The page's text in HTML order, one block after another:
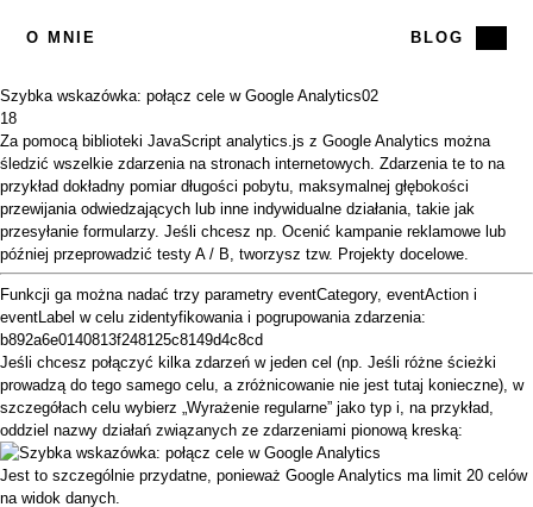
O MNIE BLOG
Szybka wskazówka: połącz cele w Google Analytics02
18
Za pomocą biblioteki JavaScript analytics.js z Google Analytics można
śledzić wszelkie zdarzenia na stronach internetowych. Zdarzenia te to na
przykład dokładny pomiar długości pobytu, maksymalnej głębokości
przewijania odwiedzających lub inne indywidualne działania, takie jak
przesyłanie formularzy. Jeśli chcesz np. Ocenić kampanie reklamowe lub
później przeprowadzić testy A / B, tworzysz tzw. Projekty docelowe.
Funkcji ga można nadać trzy parametry eventCategory, eventAction i
eventLabel w celu zidentyfikowania i pogrupowania zdarzenia:
b892a6e0140813f248125c8149d4c8cd
Jeśli chcesz połączyć kilka zdarzeń w jeden cel (np. Jeśli różne ścieżki
prowadzą do tego samego celu, a zróżnicowanie nie jest tutaj konieczne), w
szczegółach celu wybierz „Wyrażenie regularne” jako typ i, na przykład,
oddziel nazwy działań związanych ze zdarzeniami pionową kreską:
Jest to szczególnie przydatne, ponieważ Google Analytics ma limit 20 celów
na widok danych.